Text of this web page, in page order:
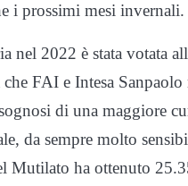
i prossimi mesi invernali.
nel 2022 è stata votata
FAI e Intesa
di una maggiore
da sempre molto
Mutilato ha ottenuto